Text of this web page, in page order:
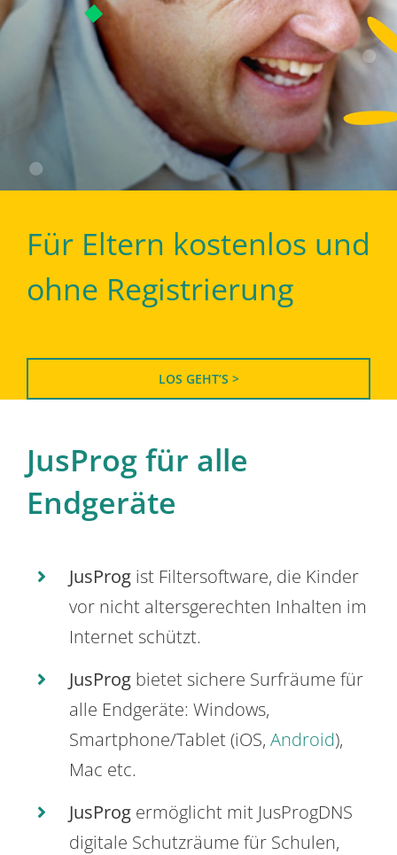
Für Eltern kostenlos und
ohne Registrierung
LOS GEHT’S >
JusProg für alle
Endgeräte
JusProg ist Filtersoftware, die Kinder
vor nicht altersgerechten Inhalten im
Internet schützt.
JusProg bietet sichere Surfräume für
alle Endgeräte: Windows,
Smartphone/Tablet (iOS, Android),
Mac etc.
JusProg ermöglicht mit JusProgDNS
digitale Schutzräume für Schulen,